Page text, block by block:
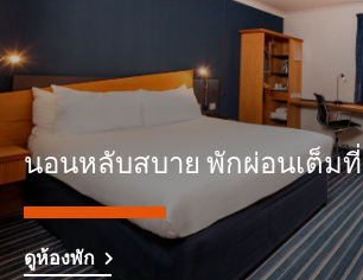
นอนหลับสบาย พักผ่อนเต็มที่
ดูห้องพัก